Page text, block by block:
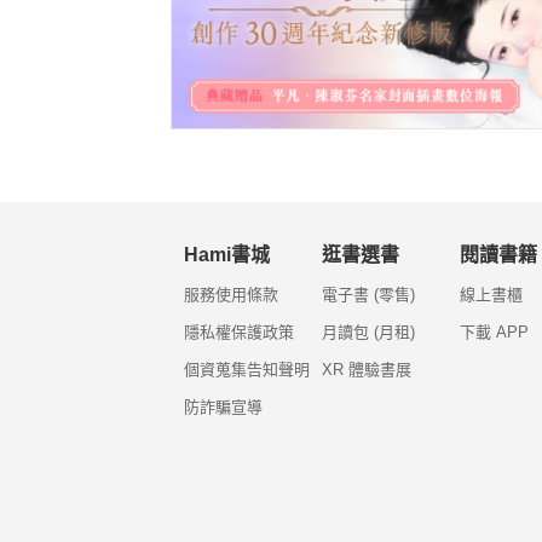
Hami書城
服務使用條款
隱私權保護政策
個資蒐集告知聲明
防詐騙宣導
逛書選書
電子書 (零售)
月讀包 (月租)
XR 體驗書展
閱讀書籍
線上書櫃
下載 APP